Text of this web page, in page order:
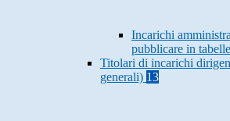
Incarichi
pubblicare in
Titolari di incarichi
generali) 13